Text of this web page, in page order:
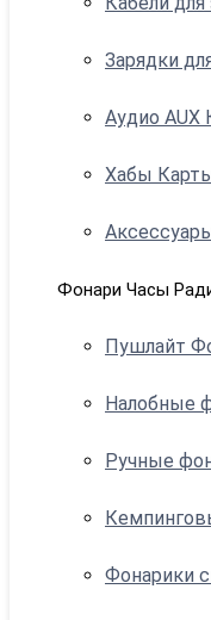
Зарядки
Аудио AUX
Хабы
Фонари Часы
Пушлайт
Налобные
Ручные
Фонарики